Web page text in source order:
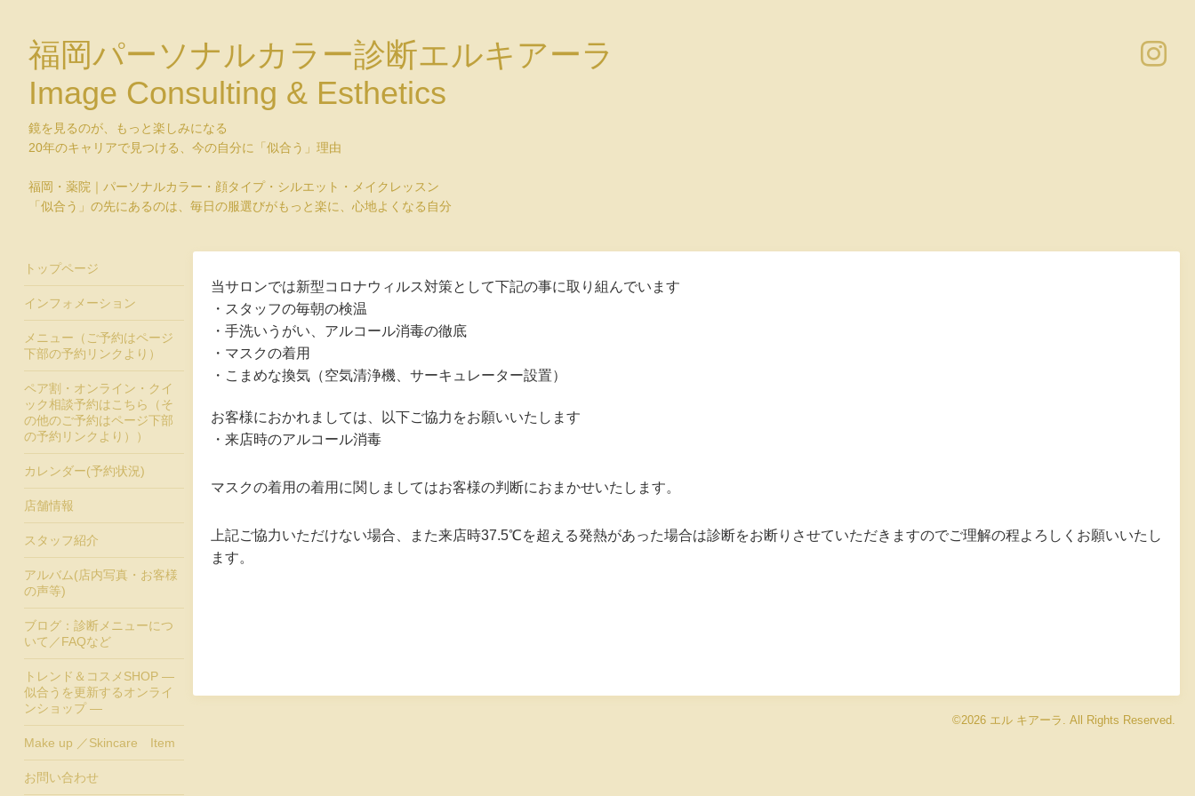
福岡パーソナルカラー診断エルキアーラ
Image Consulting & Esthetics
鏡を見るのが、もっと楽しみになる
20年のキャリアで見つける、今の自分に「似合う」理由
福岡・薬院｜パーソナルカラー・顔タイプ・シルエット・メイクレッスン
「似合う」の先にあるのは、毎日の服選びがもっと楽に、心地よくなる自分
当サロンでは新型コロナウィルス対策として下記の事に取り組んでいます
・スタッフの毎朝の検温
・手洗いうがい、アルコール消毒の徹底
・マスクの着用
・こまめな換気（空気清浄機、サーキュレーター設置）
お客様におかれましては、以下ご協力をお願いいたします
・来店時のアルコール消毒
マスクの着用の着用に関しましてはお客様の判断におまかせいたします。
上記ご協力いただけない場合、また来店時37.5℃を超える発熱があった場合は診断をお断りさせていただきますのでご理解の程よろしくお願いいたし
ます。
©2026 エル キアーラ . All Rights Reserved.
トップページ
インフォメーション
メニュー（ご予約はページ
下部の予約リンクより）
ペア割・オンライン・クイ
ック相談予約はこちら（そ
の他のご予約はページ下部
の予約リンクより））
カレンダー(予約状況)
店舗情報
スタッフ紹介
アルバム(店内写真・お客様
の声等)
ブログ：診断メニューにつ
いて／FAQなど
トレンド＆コスメSHOP ―
似合うを更新するオンライ
ンショップ ―
Make up ／Skincare Item
お問い合わせ